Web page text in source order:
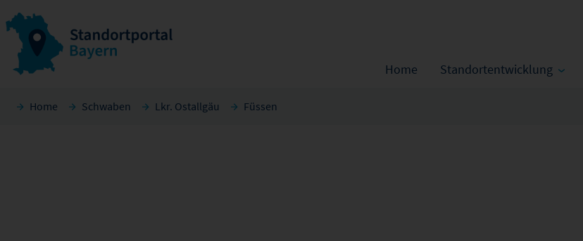
Home Standortentwicklung
Home Schwaben Lkr. Ostallgäu Füssen